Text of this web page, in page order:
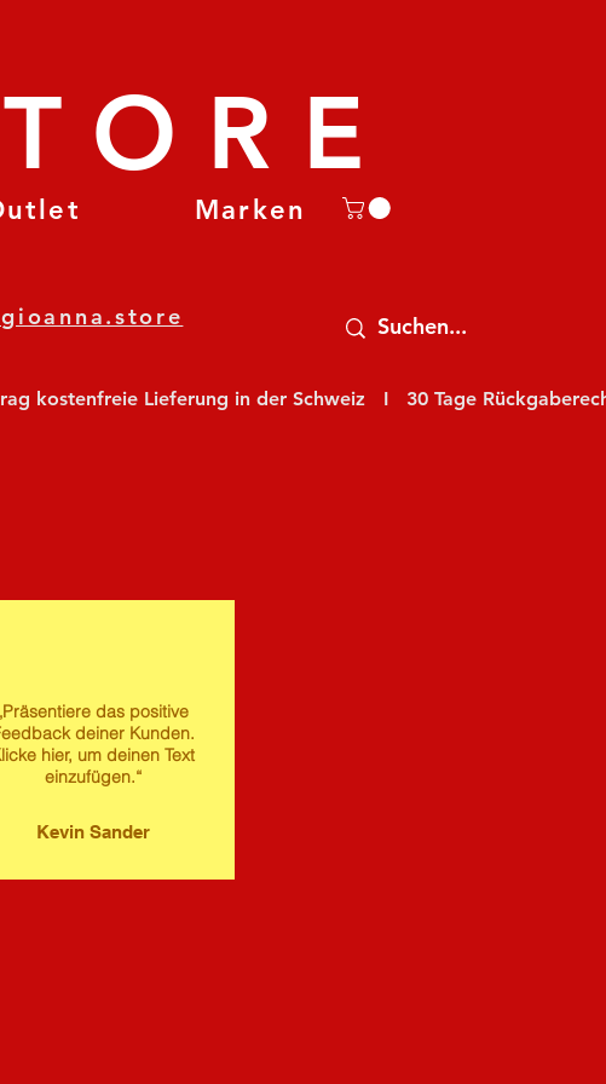
Marken
kostenfreie Lieferung in der Schweiz   I   30 Tage
das positive
deiner Kunden.
hier, um deinen Text
einzufügen.“
Kevin Sander